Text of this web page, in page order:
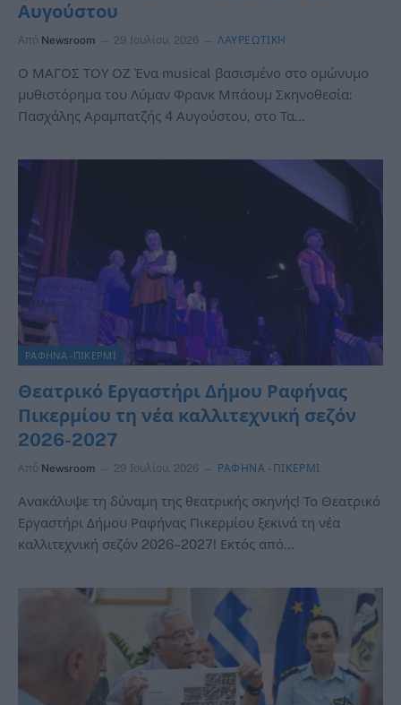
Αυγούστου
Από Newsroom 29 Ιουλίου, 2026 ΛΑΥΡΕΩΤΙΚΗ
Ο ΜΑΓΟΣ ΤΟΥ ΟΖ Ένα musical βασισμένο στο ομώνυμο
μυθιστόρημα του Λύμαν Φρανκ Μπάουμ Σκηνοθεσία:
Πασχάλης Αραμπατζής 4 Αυγούστου, στο Τα…
ΡΑΦΗΝΑ -ΠΙΚΕΡΜΙ
Θεατρικό Εργαστήρι Δήμου Ραφήνας
Πικερμίου τη νέα καλλιτεχνική σεζόν
2026-2027
Από Newsroom 29 Ιουλίου, 2026 ΡΑΦΗΝΑ -ΠΙΚΕΡΜΙ
Ανακάλυψε τη δύναμη της θεατρικής σκηνής! Το Θεατρικό
Εργαστήρι Δήμου Ραφήνας Πικερμίου ξεκινά τη νέα
καλλιτεχνική σεζόν 2026–2027! Εκτός από…